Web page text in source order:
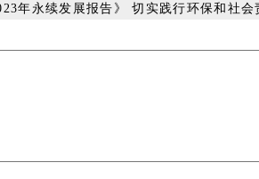
年永续发展报告》 切实践行环保和社会